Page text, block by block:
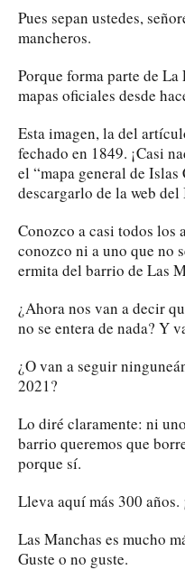
Pues sepan ustedes,
mancheros.
Porque forma parte de La
mapas oficiales desde
Esta imagen, la del
fechado en 1849. ¡Casi
el “mapa general de
descargarlo de la web del
Conozco a casi todos los
conozco ni a uno que no
ermita del barrio de Las
¿Ahora nos van a decir
no se entera de nada? Y
¿O van a seguir
2021?
Lo diré claramente: ni
barrio queremos que
porque sí.
Lleva aquí más 300 años.
Las Manchas es mucho
Guste o no guste.